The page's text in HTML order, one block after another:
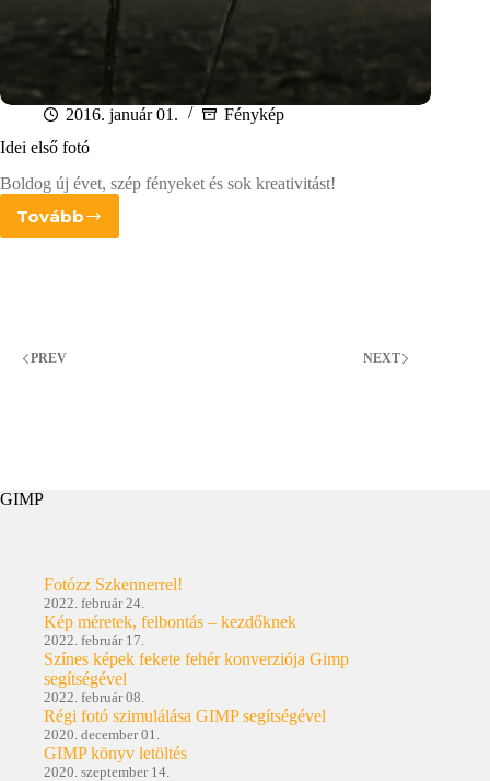
2016. január 01.
Fénykép
Idei első fotó
Boldog új évet, szép fényeket és sok kreativitást!
Tovább
Idei
PREV NEXT
GIMP
Fotózz Szkennerrel!
2022. február 24.
Kép méretek, felbontás – kezdőknek
2022. február 17.
Színes képek fekete fehér konverziója Gimp
segítségével
2022. február 08.
Régi fotó szimulálása GIMP segítségével
2020. december 01.
GIMP könyv letöltés
2020. szeptember 14.